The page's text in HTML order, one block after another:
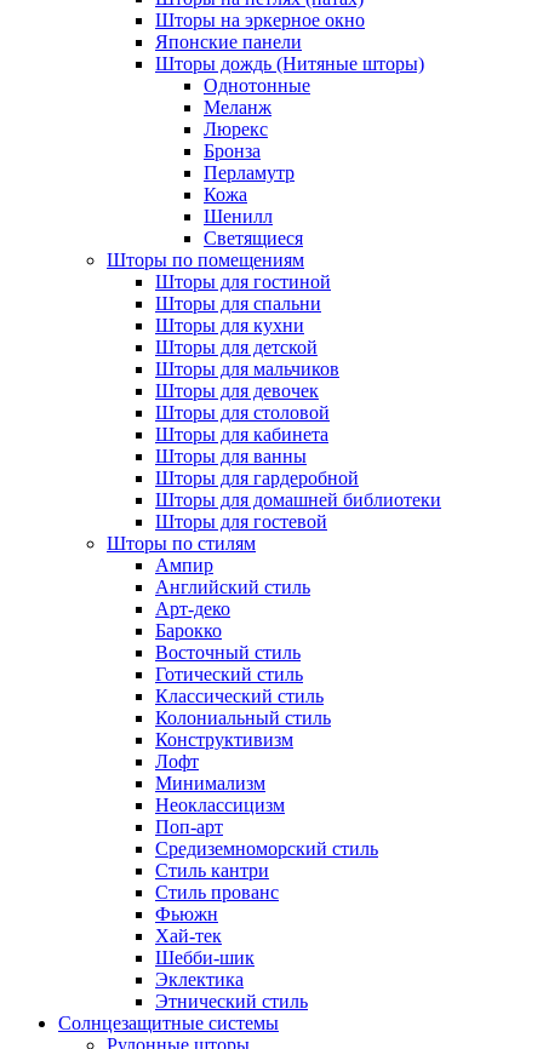
Шторы на эркерное окно
Японские панели
Шторы дождь (Нитяные шторы)
Однотонные
Меланж
Люрекс
Бронза
Перламутр
Кожа
Шенилл
Светящиеся
Шторы по помещениям
Шторы для гостиной
Шторы для спальни
Шторы для кухни
Шторы для детской
Шторы для мальчиков
Шторы для девочек
Шторы для столовой
Шторы для кабинета
Шторы для ванны
Шторы для гардеробной
Шторы для домашней библиотеки
Шторы для гостевой
Шторы по стилям
Ампир
Английский стиль
Арт-деко
Барокко
Восточный стиль
Готический стиль
Классический стиль
Колониальный стиль
Конструктивизм
Лофт
Минимализм
Неоклассицизм
Поп-арт
Средиземноморский стиль
Стиль кантри
Стиль прованс
Фьюжн
Хай-тек
Шебби-шик
Эклектика
Этнический стиль
Солнцезащитные системы
Рулонные шторы